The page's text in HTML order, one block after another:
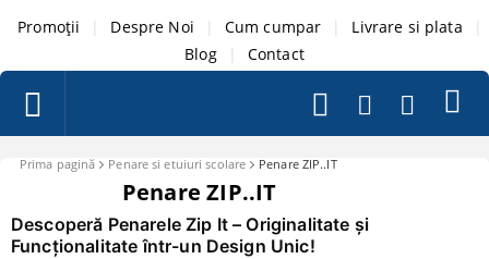
Promoții Despre Noi Cum cumpar Livrare si plata
Blog
Contact
Prima pagină Penare si etuiuri scolare Penare ZIP..IT
Penare ZIP..IT
Descoperă Penarele Zip It – Originalitate și
Funcționalitate într-un Design Unic!